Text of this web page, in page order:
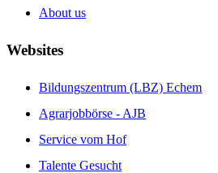
About us
Websites
Bildungszentrum (LBZ) Echem
Agrarjobbörse - AJB
Service vom Hof
Talente Gesucht